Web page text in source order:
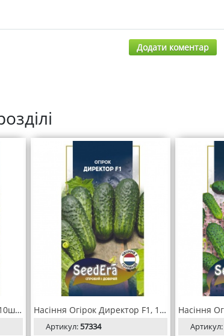
Додати коментар
Насіння Огірок Колібрі F1 10шт, SeedEra Насіння Огірок Директор F1, 10 шт Seedera Profi
Артикул:57334 Артикул: